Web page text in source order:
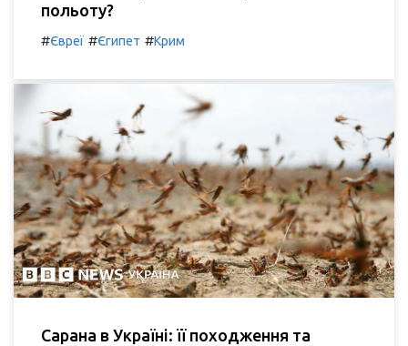
польоту?
#Євреї #Єгипет #Крим
Сарана в Україні: її походження та